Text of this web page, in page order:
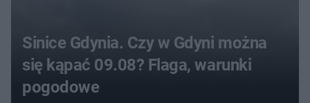
Sinice Gdynia. Czy w Gdyni można
się kąpać 09.08? Flaga, warunki
pogodowe